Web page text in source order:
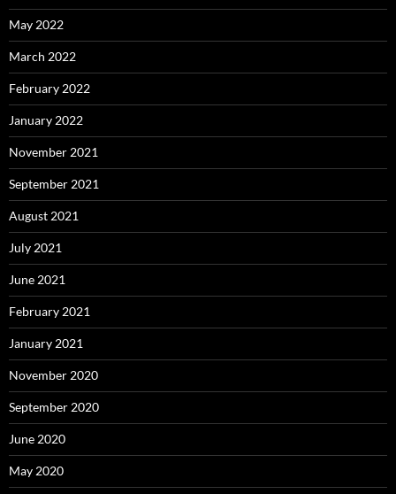
May 2022
March 2022
February 2022
January 2022
November 2021
September 2021
August 2021
July 2021
June 2021
February 2021
January 2021
November 2020
September 2020
June 2020
May 2020